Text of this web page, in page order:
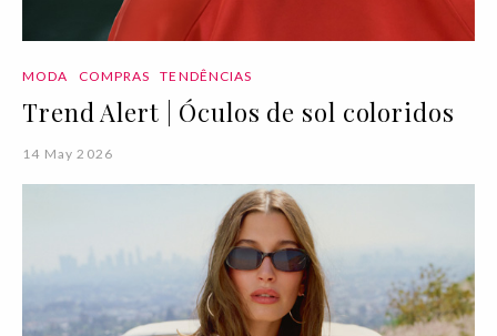
MODA COMPRAS TENDÊNCIAS
Trend Alert | Óculos de sol coloridos
14 May 2026